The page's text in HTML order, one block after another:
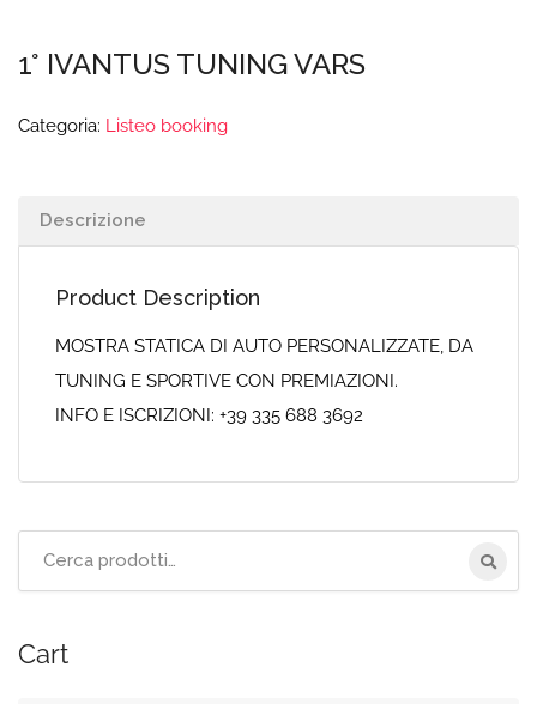
1° IVANTUS TUNING VARS
Categoria: Listeo booking
Descrizione
Product Description
MOSTRA STATICA DI AUTO PERSONALIZZATE, DA
TUNING E SPORTIVE CON PREMIAZIONI.
INFO E ISCRIZIONI: +39 335 688 3692
Cart